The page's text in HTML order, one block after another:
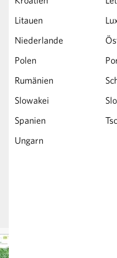
Litauen
Niederlande
Polen
Rumänien
Slowakei
Spanien
Ungarn
imagelarger image